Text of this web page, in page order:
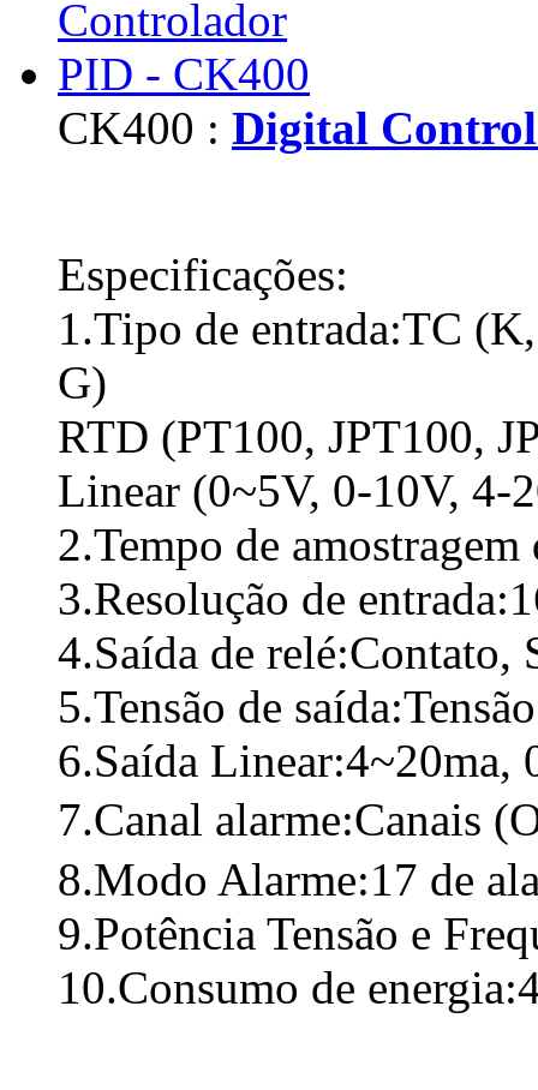
CK400 : Digital
Especificações:
1.Tipo de entrada:TC
G)
RTD (PT100, JPT100,
Linear (0~5V, 0-10V, 4-
2.Tempo de
3.Resolução de
4.Saída de relé:Contato,
5.Tensão de
6.Saída Linear:4~20ma,
7.Canal alarme:Canais
8.Modo Alarme:17 de
9.Potência Tensão e
10.Consumo de